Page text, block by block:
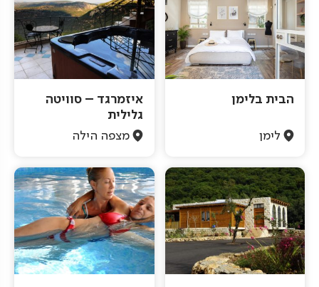
הבית בלימן
לימן
איזמרגד – סוויטה
גלילית
מצפה הילה